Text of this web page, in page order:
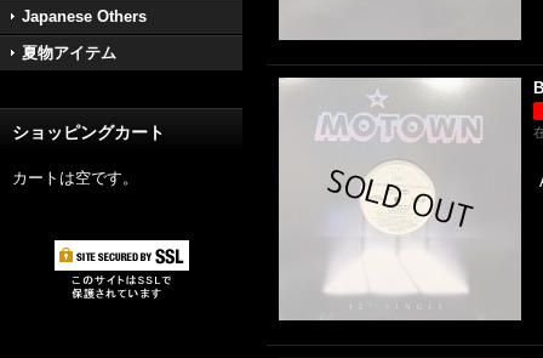
Japanese Others
夏物アイテム
ショッピングカート
カートは空です。